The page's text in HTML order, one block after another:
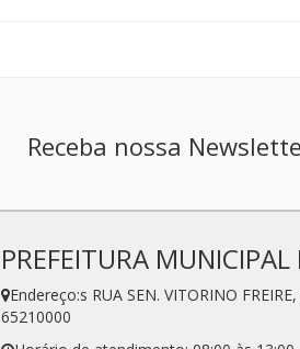
Receba nossa
PREFEITURA MUNICIPAL
Endereço:s RUA SEN. VITORINO
65210000